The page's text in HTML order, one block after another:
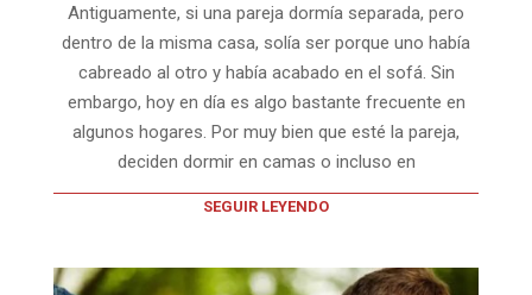
Antiguamente, si una pareja dormía separada, pero
dentro de la misma casa, solía ser porque uno había
cabreado al otro y había acabado en el sofá. Sin
embargo, hoy en día es algo bastante frecuente en
algunos hogares. Por muy bien que esté la pareja,
deciden dormir en camas o incluso en
SEGUIR LEYENDO